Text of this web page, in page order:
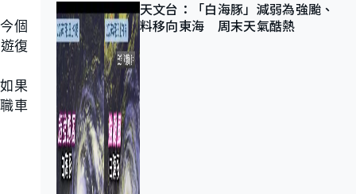
個
復
果
車
天文台：「白海豚」減弱為強颱、
料移向東海 周末天氣酷熱